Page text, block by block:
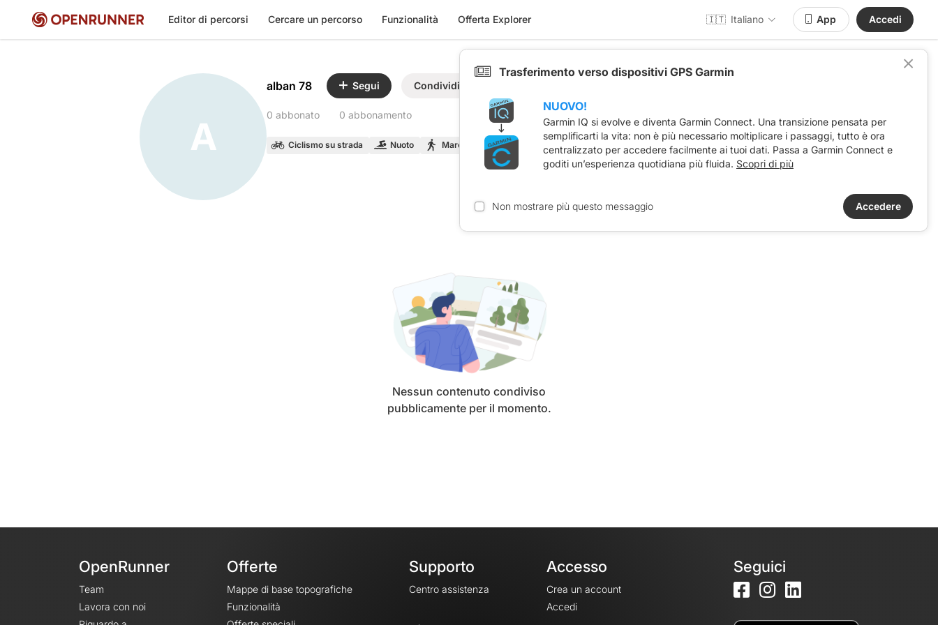
Editor di percorsi Cercare un percorso Funzionalità Offerta Explorer 🇮🇹 Italiano App Accedi
A
alban 78 Segui Condividi
0 abbonato 0 abbonamento
Ciclismo su strada Nuoto Marcia Trail Running
Nessun contenuto condiviso
pubblicamente per il momento.
OpenRunner
Team
Lavora con noi
Offerte
Mappe di base topografiche
Funzionalità
Supporto
Centro assistenza
Accesso
Crea un account
Accedi
Seguici
Trasferimento verso dispositivi GPS Garmin
NUOVO!
Garmin IQ si evolve e diventa Garmin Connect. Una transizione pensata per
semplificarti la vita: non è più necessario moltiplicare i passaggi, tutto è ora
centralizzato per accedere facilmente ai tuoi dati. Passa a Garmin Connect e
goditi un’esperienza quotidiana più fluida. Scopri di più
Non mostrare più questo messaggio Accedere